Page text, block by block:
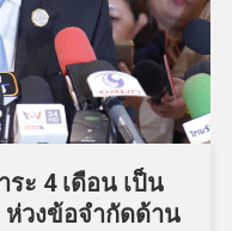
ะ 4 เดือน เป็น
ห่วงข้อจำกัดด้าน